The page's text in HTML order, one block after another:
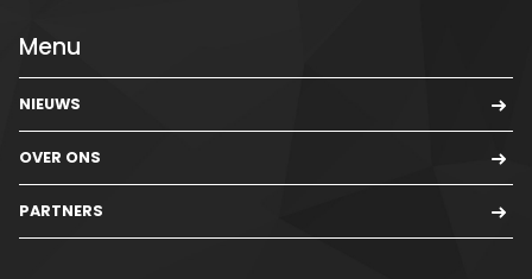
Menu
NIEUWS
OVER ONS
PARTNERS